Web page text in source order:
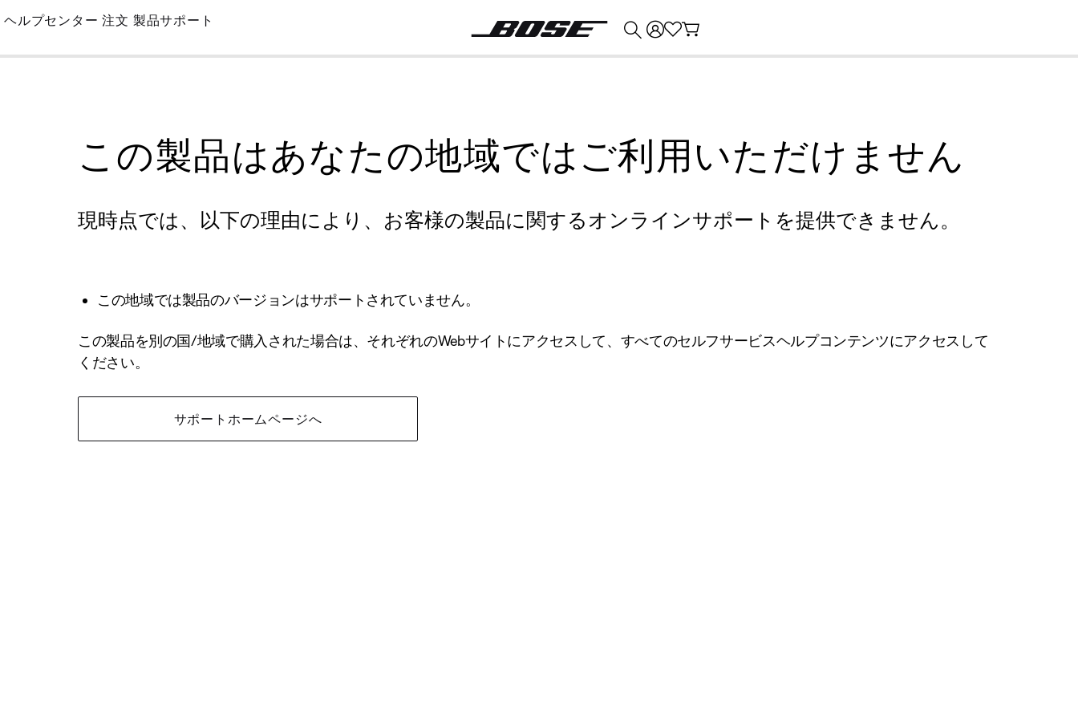
Skip
Main
ヘルプセンター 注文 製品サポート
この製品はあなたの地域ではご利用いただけません
現時点では、以下の理由により、お客様の製品に関するオンラインサポートを提供できません。
この地域では製品のバージョンはサポートされていません。
この製品を別の国/地域で購入された場合は、それぞれのWebサイトにアクセスして、すべてのセルフサービスヘルプコンテンツにアクセスして
ください。
サポートホームページへ